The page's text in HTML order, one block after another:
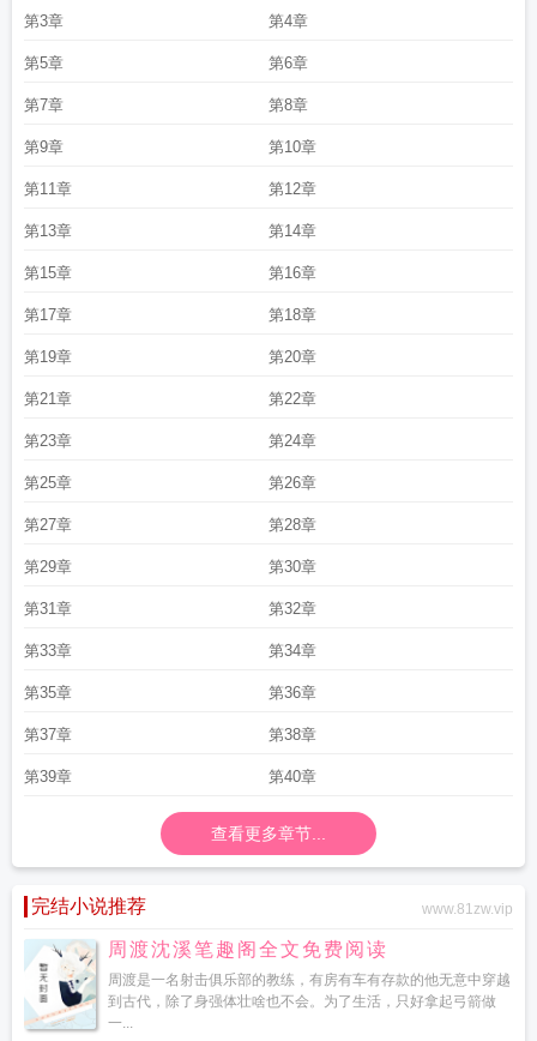
第3章 第4章
第5章 第6章
第7章 第8章
第9章 第10章
第11章 第12章
第13章 第14章
第15章 第16章
第17章 第18章
第19章 第20章
第21章 第22章
第23章 第24章
第25章 第26章
第27章 第28章
第29章 第30章
第31章 第32章
第33章 第34章
第35章 第36章
第37章 第38章
第39章 第40章
查看更多章节...
完结小说推荐 www.81zw.vip
周渡沈溪笔趣阁全文免费阅读
周渡是一名射击俱乐部的教练，有房有车有存款的他无意中穿越
到古代，除了身强体壮啥也不会。为了生活，只好拿起弓箭做
一...